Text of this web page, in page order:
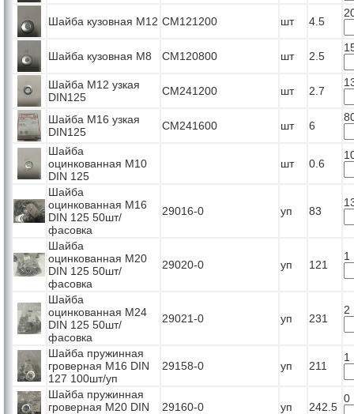
Шайба кузовная М12 СМ121200 шт 4.5
Шайба кузовная М8 СМ120800 шт 2.5
Шайба М12 узкая
DIN125
СМ241200 шт 2.7
Шайба М16 узкая
DIN125
СМ241600 шт 6
Шайба
оцинкованная М10
DIN 125
шт 0.6
Шайба
оцинкованная М16
DIN 125 50шт/
фасовка
29016-0 уп 83
Шайба
оцинкованная М20
DIN 125 50шт/
фасовка
29020-0 уп 121
1
Шайба
оцинкованная М24
DIN 125 50шт/
фасовка
29021-0 уп 231
2
Шайба пружинная
гроверная М16 DIN
127 100шт/уп
29158-0 уп 211
1
Шайба пружинная
гроверная М20 DIN
29160-0 уп 242.5
0